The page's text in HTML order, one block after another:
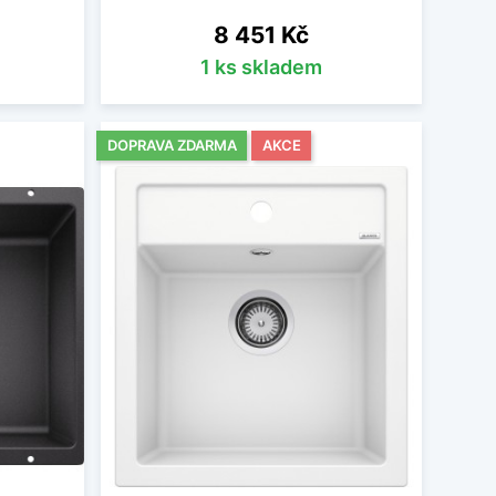
Cena
8 451 Kč
1 ks skladem
DOPRAVA ZDARMA AKCE